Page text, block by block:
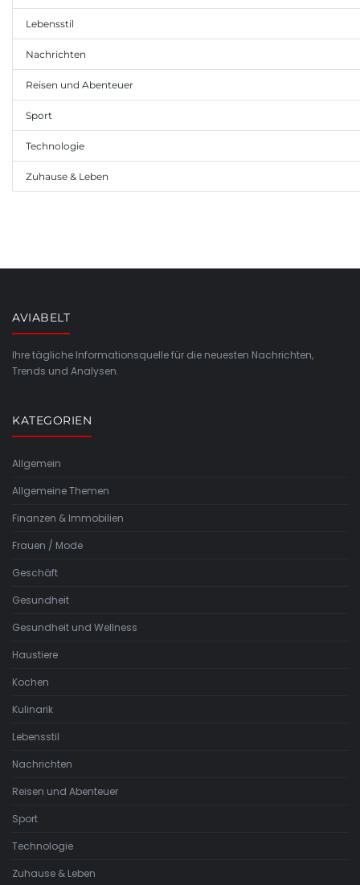
Lebensstil
Nachrichten
Reisen und Abenteuer
Sport
Technologie
Zuhause & Leben
AVIABELT
Ihre tägliche Informationsquelle für die neuesten Nachrichten,
Trends und Analysen.
KATEGORIEN
Allgemein
Allgemeine Themen
Finanzen & Immobilien
Frauen / Mode
Geschäft
Gesundheit
Gesundheit und Wellness
Haustiere
Kochen
Kulinarik
Lebensstil
Nachrichten
Reisen und Abenteuer
Sport
Technologie
Zuhause & Leben